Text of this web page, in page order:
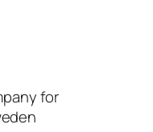
for